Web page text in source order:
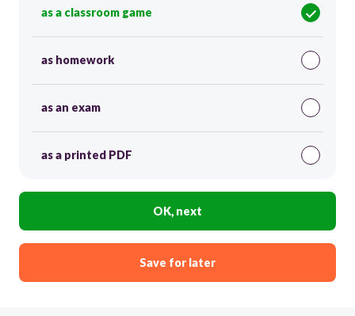
as a classroom game
as homework
as an exam
as a printed PDF
OK, next
Save for later